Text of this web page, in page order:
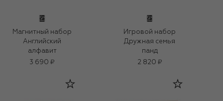
Магнитный набор
Английский
алфавит
3 690 ₽
Игровой набор
Дружная семья
панд
2 820 ₽